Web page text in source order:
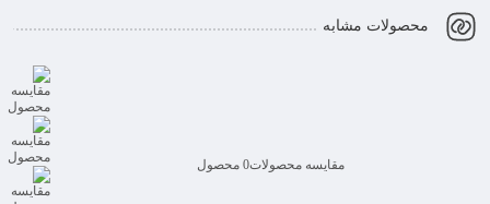
محصولات مشابه
مقایسه محصولات0 محصول